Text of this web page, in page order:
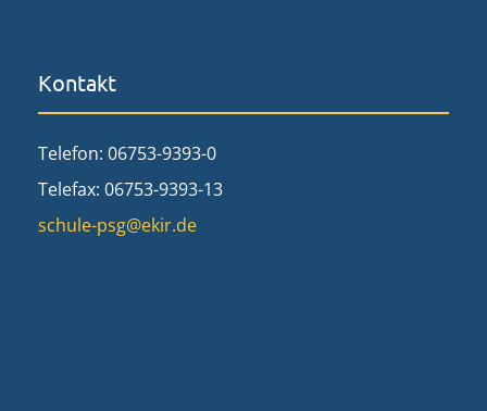
Kontakt
Telefon: 06753-9393-0
Telefax: 06753-9393-13
schule-psg@ekir.de